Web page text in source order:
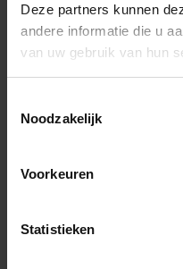
Deze partners kunnen
andere informatie die u
van uw gebruik van hun
Noodzakelijk
Voorkeuren
Statistieken